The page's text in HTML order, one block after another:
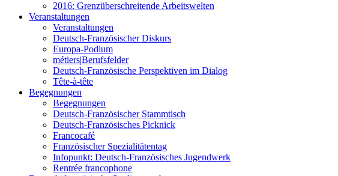
2016: Grenzüberschreitende Arbeitswelten
Veranstaltungen
Veranstaltungen
Deutsch-Französischer Diskurs
Europa-Podium
métiers|Berufsfelder
Deutsch-Französische Perspektiven im Dialog
Tête-à-tête
Begegnungen
Begegnungen
Deutsch-Französischer Stammtisch
Deutsch-Französisches Picknick
Francocafé
Französischer Spezialitätentag
Infopunkt: Deutsch-Französisches Jugendwerk
Rentrée francophone